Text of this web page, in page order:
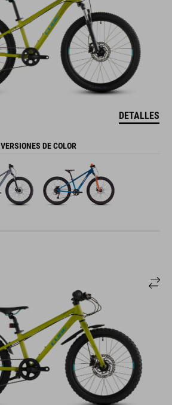
DETALLES
VERSIONES DE COLOR